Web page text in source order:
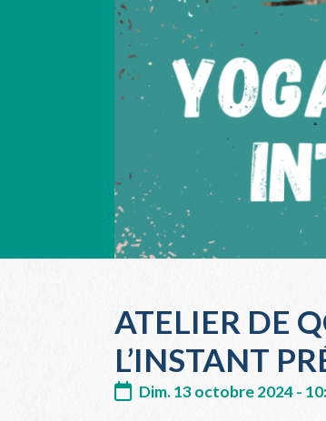
ATELIER DE
L’INSTANT
Dim. 13 octobre 2024 -